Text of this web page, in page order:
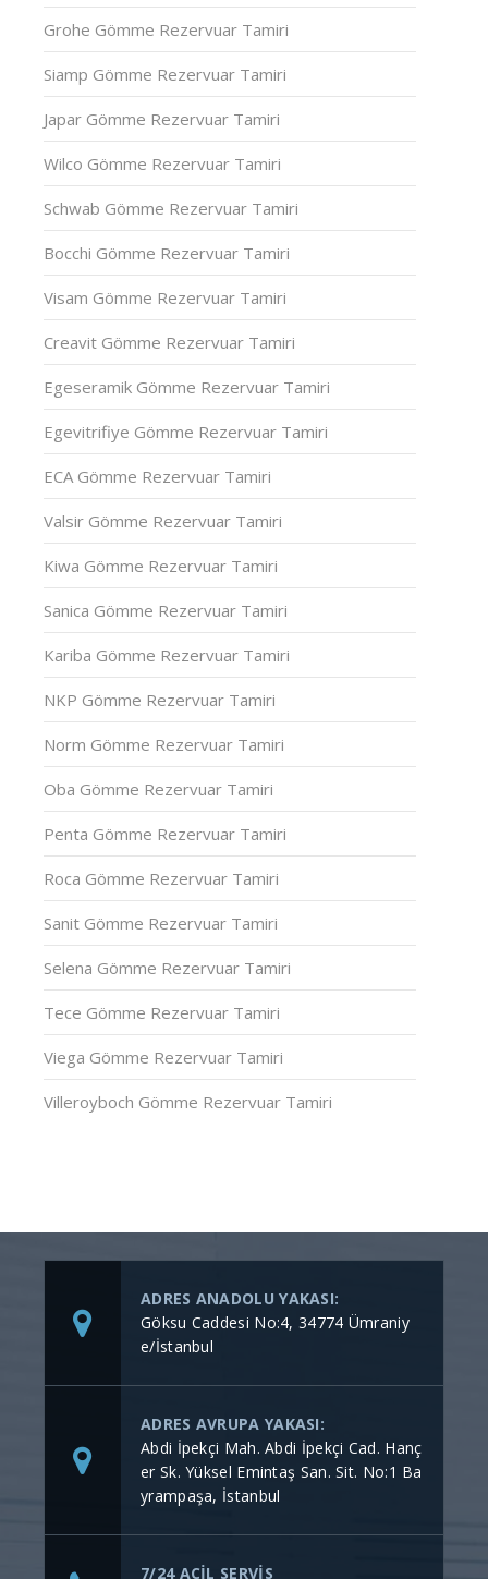
Grohe Gömme Rezervuar Tamiri
Siamp Gömme Rezervuar Tamiri
Japar Gömme Rezervuar Tamiri
Wilco Gömme Rezervuar Tamiri
Schwab Gömme Rezervuar Tamiri
Bocchi Gömme Rezervuar Tamiri
Visam Gömme Rezervuar Tamiri
Creavit Gömme Rezervuar Tamiri
Egeseramik Gömme Rezervuar Tamiri
Egevitrifiye Gömme Rezervuar Tamiri
ECA Gömme Rezervuar Tamiri
Valsir Gömme Rezervuar Tamiri
Kiwa Gömme Rezervuar Tamiri
Sanica Gömme Rezervuar Tamiri
Kariba Gömme Rezervuar Tamiri
NKP Gömme Rezervuar Tamiri
Norm Gömme Rezervuar Tamiri
Oba Gömme Rezervuar Tamiri
Penta Gömme Rezervuar Tamiri
Roca Gömme Rezervuar Tamiri
Sanit Gömme Rezervuar Tamiri
Selena Gömme Rezervuar Tamiri
Tece Gömme Rezervuar Tamiri
Viega Gömme Rezervuar Tamiri
Villeroyboch Gömme Rezervuar Tamiri
ADRES ANADOLU YAKASI:
Göksu Caddesi No:4, 34774 Ümraniy
e/İstanbul
ADRES AVRUPA YAKASI:
Abdi İpekçi Mah. Abdi İpekçi Cad. Hanç
er Sk. Yüksel Emintaş San. Sit. No:1 Ba
yrampaşa, İstanbul
7/24 ACİL SERVİS